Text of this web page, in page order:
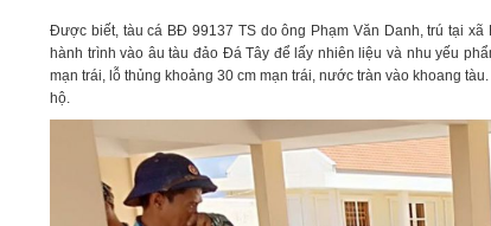
Được biết, tàu cá BĐ 99137 TS do ông Phạm Văn Danh,trú tại xã
hành trình vào âu tàu đảo Đá Tây để lấy nhiên liệu và nhu yếu
mạn trái, lỗ thủng khoảng 30 cm mạn trái, nước tràn vào khoang
hộ.